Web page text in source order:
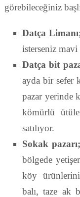
görebileceğiniz
Datça
isterseniz
Datça bit
ayda bir sefer
pazar yerinde
kömürlü
satılıyor.
Sokak pazarı;
bölgede
köy
balı, taze ak